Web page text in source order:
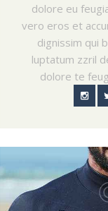
dolore eu
vero eros et
dignissim qui
luptatum zzril
dolore te